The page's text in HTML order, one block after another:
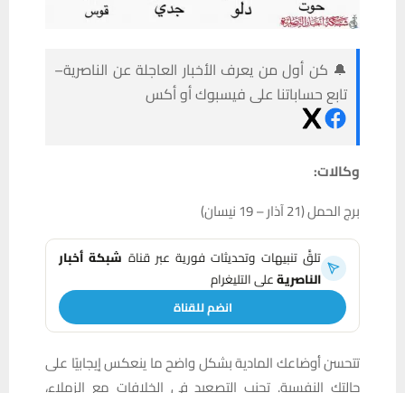
🔔 كن أول من يعرف الأخبار العاجلة عن الناصرية–
تابع حساباتنا على فيسبوك أو أكس
وكالات:
برج الحمل (21 آذار – 19 نيسان)
تلقَّ تنبيهات وتحديثات فورية عبر قناة شبكة أخبار
الناصريةعلى التليغرام
انضم للقناة
تتحسن أوضاعك المادية بشكل واضح ما ينعكس إيجابيًا على
حالتك النفسية. تجنب التصعيد في الخلافات مع الزملاء،